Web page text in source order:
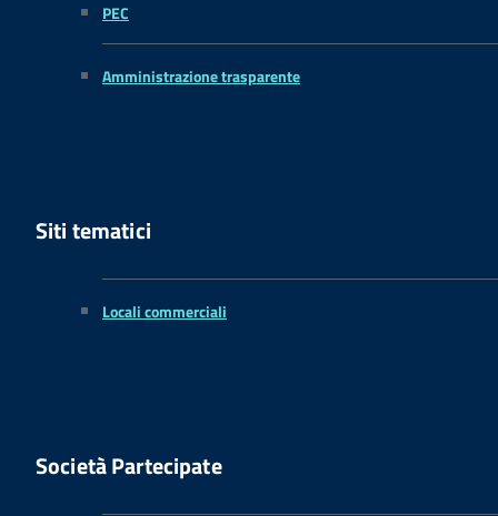
PEC
Amministrazione trasparente
Siti tematici
Locali commerciali
Società Partecipate